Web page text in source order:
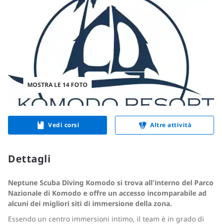
MOSTRA LE 14 FOTO
Vedi corsi Altre attività
Dettagli
Neptune Scuba Diving Komodo si trova all'interno del Parco
Nazionale di Komodo e offre un accesso incomparabile ad
alcuni dei migliori siti di immersione della zona.
Essendo un centro immersioni intimo, il team è in grado di